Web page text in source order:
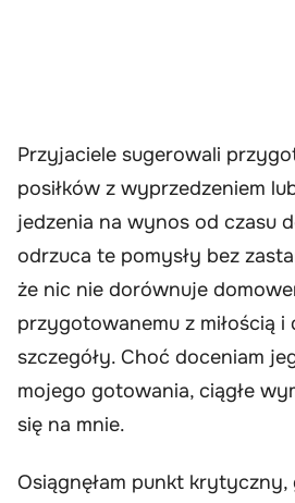
Przyjaciele sugerowali
posiłków z wyprzedzeniem
jedzenia na wynos od czasu
odrzuca te pomysły bez
że nic nie dorównuje
przygotowanemu z miłością i
szczegóły. Choć doceniam
mojego gotowania, ciągłe
się na mnie.
Osiągnęłam punkt krytyczny,